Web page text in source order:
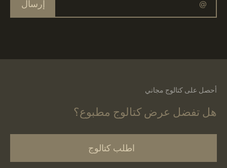
إرسال
أحصل على كتالوج مجاني
هل تفضل عرض كتالوج مطبوع؟
اطلب كتالوج